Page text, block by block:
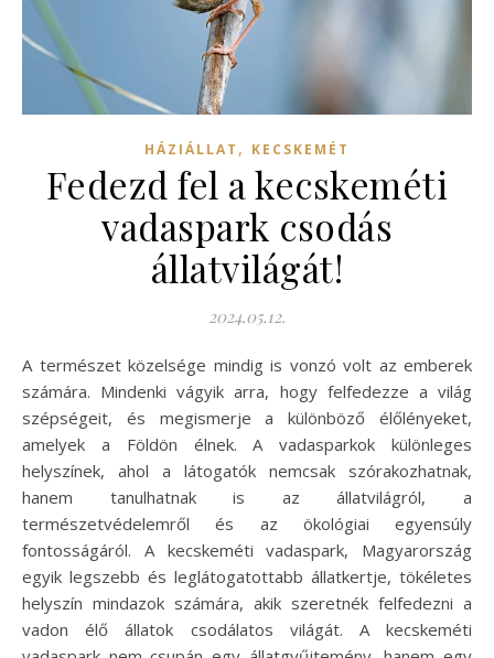
HÁZIÁLLAT , KECSKEMÉT
Fedezd fel a kecskeméti
vadaspark csodás
állatvilágát!
2024.05.12.
A természet közelsége mindig is vonzó volt az emberek
számára. Mindenki vágyik arra, hogy felfedezze a világ
szépségeit, és megismerje a különböző élőlényeket,
amelyek a Földön élnek. A vadasparkok különleges
helyszínek, ahol a látogatók nemcsak szórakozhatnak,
hanem tanulhatnak is az állatvilágról, a
természetvédelemről és az ökológiai egyensúly
fontosságáról. A kecskeméti vadaspark, Magyarország
egyik legszebb és leglátogatottabb állatkertje, tökéletes
helyszín mindazok számára, akik szeretnék felfedezni a
vadon élő állatok csodálatos világát. A kecskeméti